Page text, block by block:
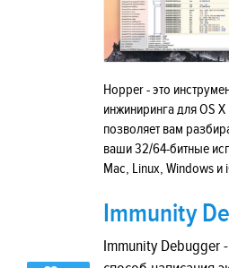
Hopper - это
инжиниринга для OS
позволяет вам
ваши 32/64-битные
Mac, Linux, Windows и
Immunity
Immunity